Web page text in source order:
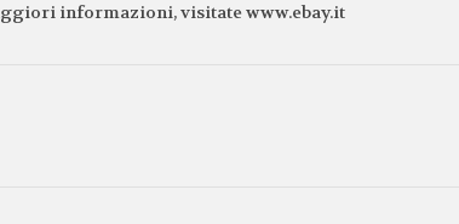
informazioni, visitate www.ebay.it